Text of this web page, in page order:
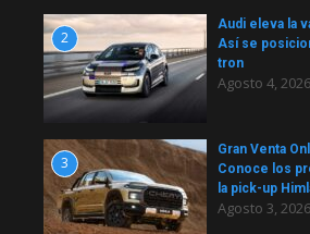
2
Audi eleva la
Así se
tron
Agosto 4, 2026
3
Gran Venta
Conoce los
la pick-up
Agosto 3, 2026